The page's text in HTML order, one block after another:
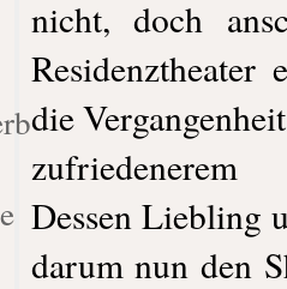
nicht, doch
die
zufriedenerem
Dessen Liebling
darum nun den